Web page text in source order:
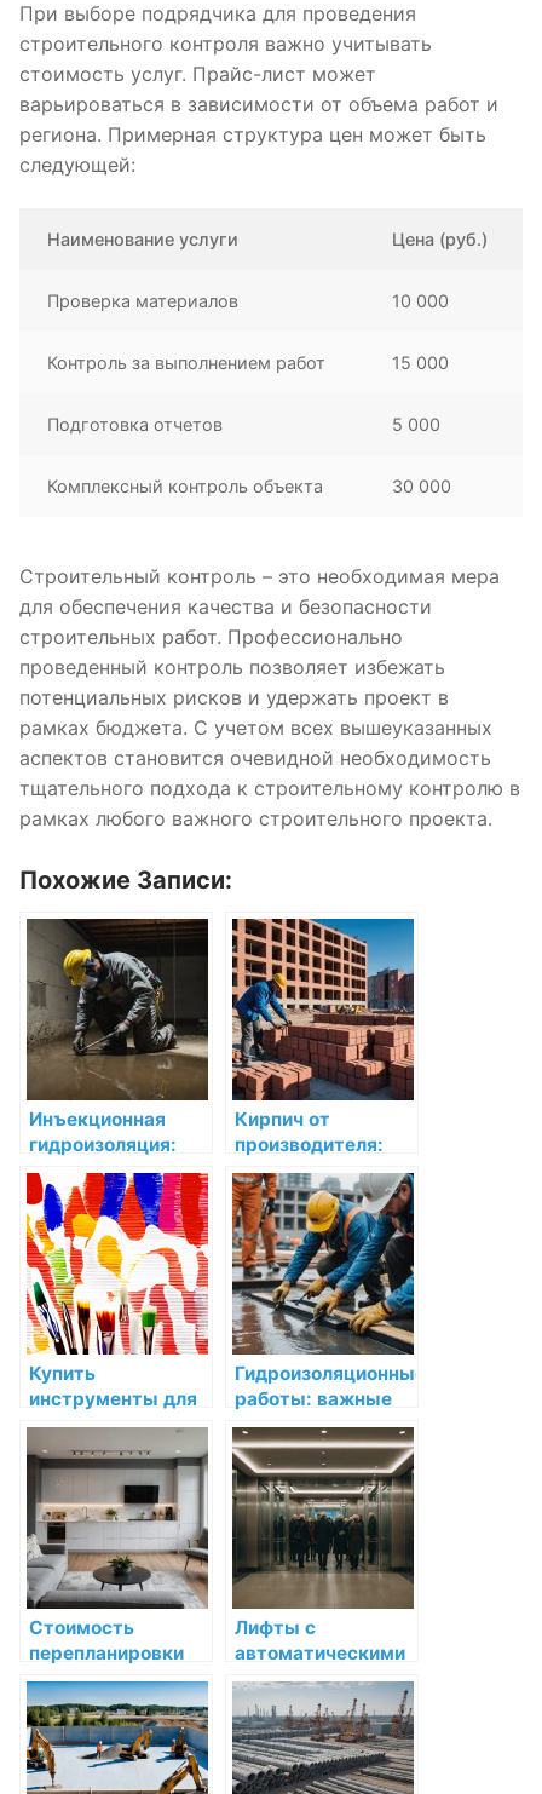
При выборе подрядчика для проведения
строительного контроля важно учитывать
стоимость услуг. Прайс-лист может
варьироваться в зависимости от объема работ и
региона. Примерная структура цен может быть
следующей:
Наименование услуги Цена (руб.)
Проверка материалов 10 000
Контроль за выполнением работ 15 000
Подготовка отчетов 5 000
Комплексный контроль объекта 30 000
Строительный контроль – это необходимая мера
для обеспечения качества и безопасности
строительных работ. Профессионально
проведенный контроль позволяет избежать
потенциальных рисков и удержать проект в
рамках бюджета. С учетом всех вышеуказанных
аспектов становится очевидной необходимость
тщательного подхода к строительному контролю в
рамках любого важного строительного проекта.
Похожие Записи:
Инъекционная
гидроизоляция:
Надежная защита
для вашего дома
Кирпич от
производителя:
как выбрать
качественный
строительный
материал в
Челябинске
Купить
инструменты для
краски мировых
производителей по
низкой цене в СПб
Гидроизоляционные
работы: важные
аспекты и лучшие
практики
Стоимость
перепланировки
квартиры в Санкт-
Петербурге: какие
расходы ждать
при согласовании и
узаконивании?
Лифты с
автоматическими
дверями:
преимущества и
особенности
покупки в Москве